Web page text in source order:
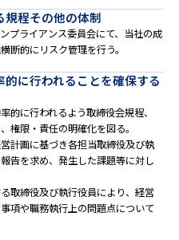
規程その他の体制
プライアンス委員会にて、当社の成
断的にリスク管理を行う。
に行われることを確保する
的に行われるよう取締役会規程、
権限・責任の明確化を図る。
計画に基づき各担当取締役及び執
告を求め、発生した課題等に対し
取締役及び執行役員により、経営
項や職務執行上の問題点について